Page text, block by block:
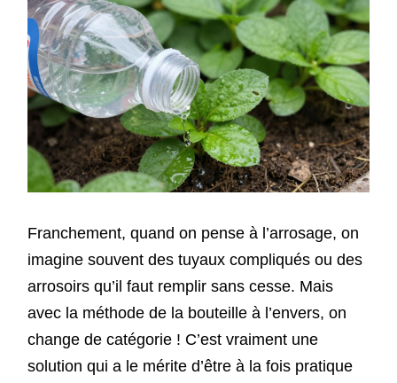
Franchement, quand on pense à l’arrosage, on
imagine souvent des tuyaux compliqués ou des
arrosoirs qu’il faut remplir sans cesse. Mais
avec la méthode de la bouteille à l’envers, on
change de catégorie ! C’est vraiment une
solution qui a le mérite d’être à la fois pratique